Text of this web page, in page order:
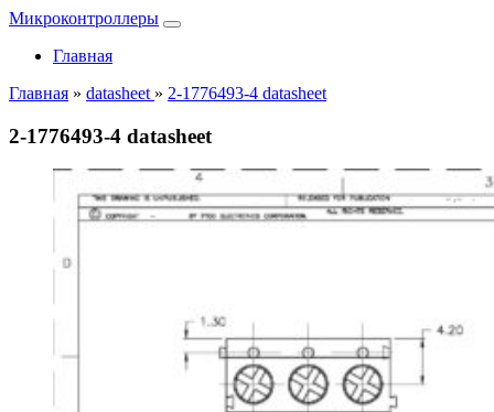
Микроконтроллеры
Главная
Главная » datasheet » 2-1776493-4 datasheet
2-1776493-4 datasheet